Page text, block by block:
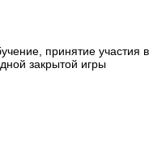
принятие участия в
закрытой игры